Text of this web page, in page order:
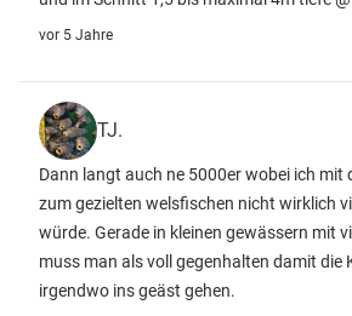
vor 5 Jahre
TJ.
Dann langt auch ne 5000er wobei ich mit
zum gezielten welsfischen nicht wirklich
würde. Gerade in kleinen gewässern mit
muss man als voll gegenhalten damit die
irgendwo ins geäst gehen.